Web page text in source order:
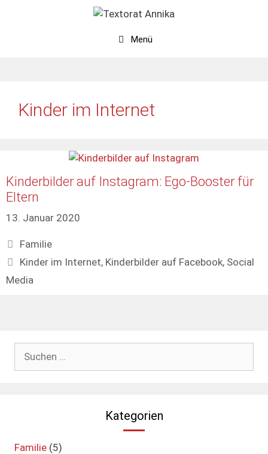
Menü
Kinder im Internet
Kinderbilder auf Instagram: Ego-Booster für
Eltern
13. Januar 2020
Kategorien
Familie
Schlagwörter
Kinder im Internet, Kinderbilder auf Facebook, Social
Media
nach:
Kategorien
Familie (5)